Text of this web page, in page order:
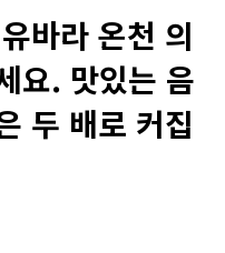
바라 온천 의
요. 맛있는 음
두 배로 커집